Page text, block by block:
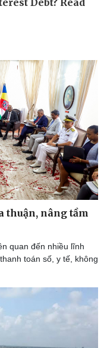
thuận, nâng tầm
quan đến nhiều lĩnh
toán số, y tế, không